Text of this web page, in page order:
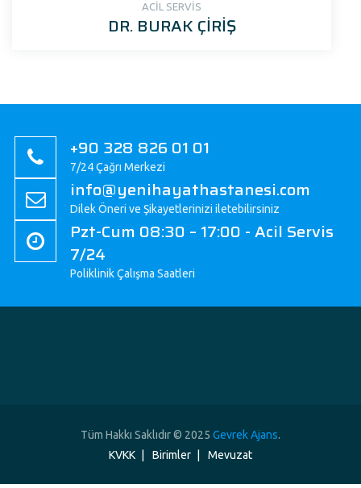
ACİL SERVİS
DR. BURAK ÇİRİŞ
+90 328 826 01 01
7/24 Çağrı Merkezi
info@yenihayathastanesi.com
Dilek Öneri ve Şikayetlerinizi iletebilirsiniz
Pzt-Cum 08:30 – 17:00 - Acil Servis
7/24
Poliklinik Çalışma Saatleri
Tüm Hakkı Saklıdır © 2025 Gevrek Ajans.
KVKK
Birimler Mevuzat